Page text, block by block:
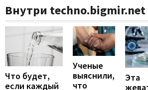
Внутри techno.bigmir.net
Что будет,
если каждый
Ученые
выяснили,
что
Эта